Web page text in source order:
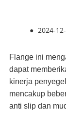
● 2024-
Flange ini
dapat
kinerja
mencakup
anti slip dan